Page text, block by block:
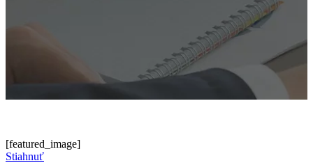
[featured_image]
Stiahnuť